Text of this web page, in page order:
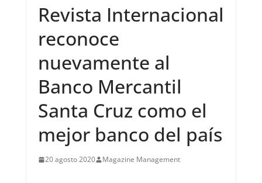
Revista Internacional
reconoce
nuevamente al
Banco Mercantil
Santa Cruz como el
mejor banco del país
20 agosto 2020 Magazine Management